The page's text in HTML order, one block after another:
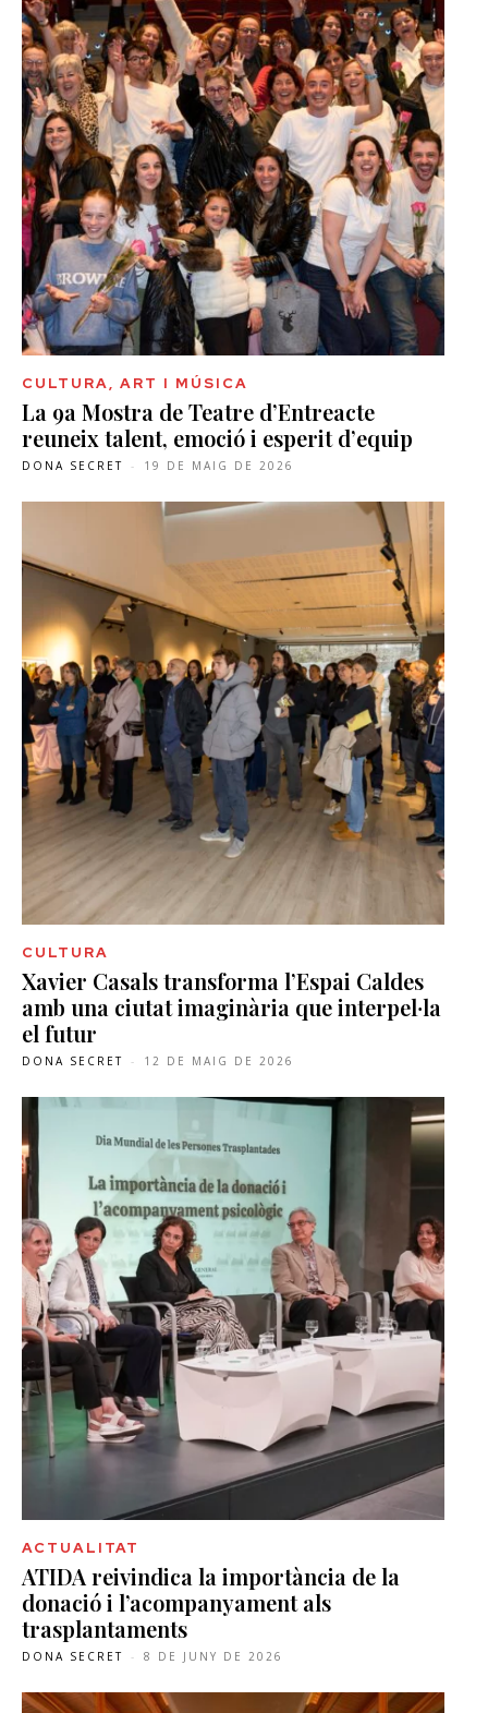
CULTURA, ART I MÚSICA
La 9a Mostra de Teatre d’Entreacte
reuneix talent, emoció i esperit d’equip
DONA SECRET - 19 DE MAIG DE 2026
CULTURA
Xavier Casals transforma l’Espai Caldes
amb una ciutat imaginària que interpel·la
el futur
DONA SECRET - 12 DE MAIG DE 2026
ACTUALITAT
ATIDA reivindica la importància de la
donació i l’acompanyament als
trasplantaments
DONA SECRET - 8 DE JUNY DE 2026